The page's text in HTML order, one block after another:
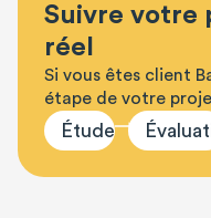
Suivre votre
réel
Si vous êtes client
étape de votre
Étude